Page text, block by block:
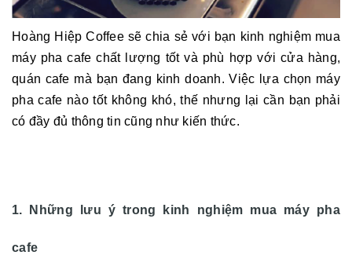
Hoàng Hiệp Coffee sẽ chia sẻ với bạn kinh nghiệm mua
máy pha cafe chất lượng tốt và phù hợp với cửa hàng,
quán cafe mà bạn đang kinh doanh. Việc lựa chọn máy
pha cafe nào tốt không khó, thế nhưng lại cần bạn phải
có đầy đủ thông tin cũng như kiến thức.
1. Những lưu ý trong kinh nghiệm mua máy pha
cafe